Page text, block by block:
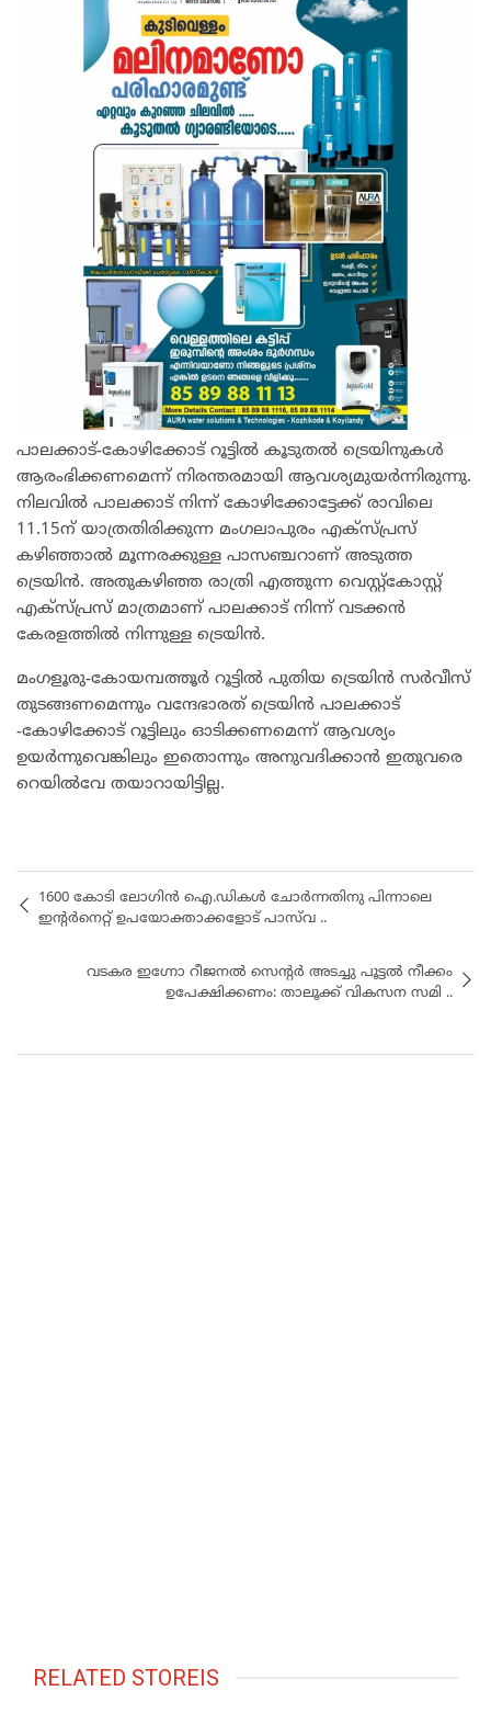
പാലക്കാട്-കോഴിക്കോട് റൂട്ടിൽ കൂടുതൽ ട്രെയിനുകൾ
ആരംഭിക്കണമെന്ന് നിരന്തരമായി ആവശ്യമുയർന്നിരുന്നു.
നിലവിൽ പാലക്കാട് നിന്ന് കോഴിക്കോട്ടേക്ക് രാവിലെ
11.15ന് യാത്രതിരിക്കുന്ന മംഗലാപുരം എക്സ്പ്രസ്
കഴിഞ്ഞാൽ മൂന്നരക്കുള്ള പാസഞ്ചറാണ് അടുത്ത
ട്രെയിൻ. അതുകഴിഞ്ഞ രാത്രി എത്തുന്ന വെസ്റ്റ്കോസ്റ്റ്
എക്സ്പ്രസ് മാത്രമാണ് പാലക്കാട് നിന്ന് വടക്കൻ
കേരളത്തിൽ നിന്നുള്ള ട്രെയിൻ.
മംഗളൂരു-കോയമ്പത്തൂർ റൂട്ടിൽ പുതിയ ട്രെയിൻ സർവീസ്
തുടങ്ങണമെന്നും വന്ദേഭാരത് ട്രെയിൻ പാലക്കാട്
-കോഴിക്കോട് റൂട്ടിലും ഓടിക്കണമെന്ന് ആവശ്യം
ഉയർന്നുവെങ്കിലും ഇതൊന്നും അനുവദിക്കാൻ ഇതുവരെ
റെയിൽവേ തയാറായിട്ടില്ല.
1600 കോടി ലോഗിൻ ഐ.ഡികൾ ചോർന്നതിനു പിന്നാലെ
ഇന്റർനെറ്റ് ഉപയോക്താക്കളോട് പാസ്‌വ ..
വടകര ഇഗ്നോ റീജനൽ സെൻ്റർ അടച്ചു പൂട്ടൽ നീക്കം
ഉപേക്ഷിക്കണം: താലൂക്ക് വികസന സമി ..
RELATED STOREIS